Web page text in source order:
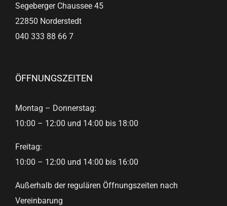
Segeberger Chaussee 45
22850 Norderstedt
040 333 88 66 7
ÖFFNUNGSZEITEN
Montag – Donnerstag:
10:00 – 12:00 und 14:00 bis 18:00
Freitag:
10:00 – 12:00 und 14:00 bis 16:00
Außerhalb der regulären Öffnungszeiten nach
Vereinbarung